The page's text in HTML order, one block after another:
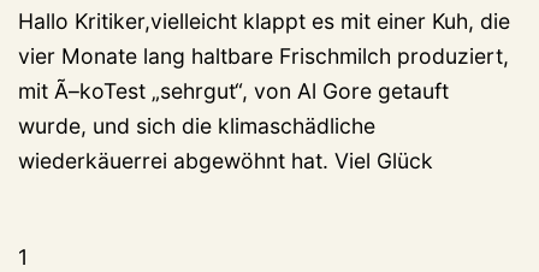
Hallo Kritiker,vielleicht klappt es mit einer Kuh, die
vier Monate lang haltbare Frischmilch produziert,
mit Ã–koTest „sehrgut“, von Al Gore getauft
wurde, und sich die klimaschädliche
wiederkäuerrei abgewöhnt hat. Viel Glück
1